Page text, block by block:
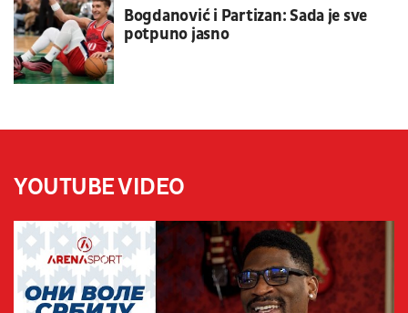
Bogdanović i Partizan: Sada je sve
potpuno jasno
YOUTUBE VIDEO